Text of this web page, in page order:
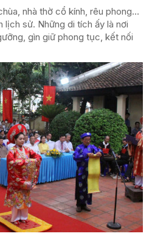
nhà thờ cổ kính, rêu phong…
lịch sử. Những di tích ấy là nơi
gìn giữ phong tục, kết nối